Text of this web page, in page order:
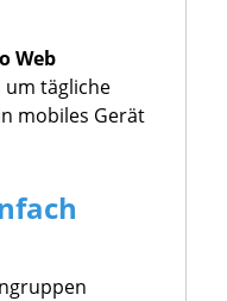
Web
um tägliche
mobiles Gerät